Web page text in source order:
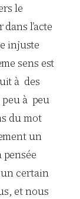
le
l’acte
injuste
sens est
à des
à peu
du mot
un
certain
et nous